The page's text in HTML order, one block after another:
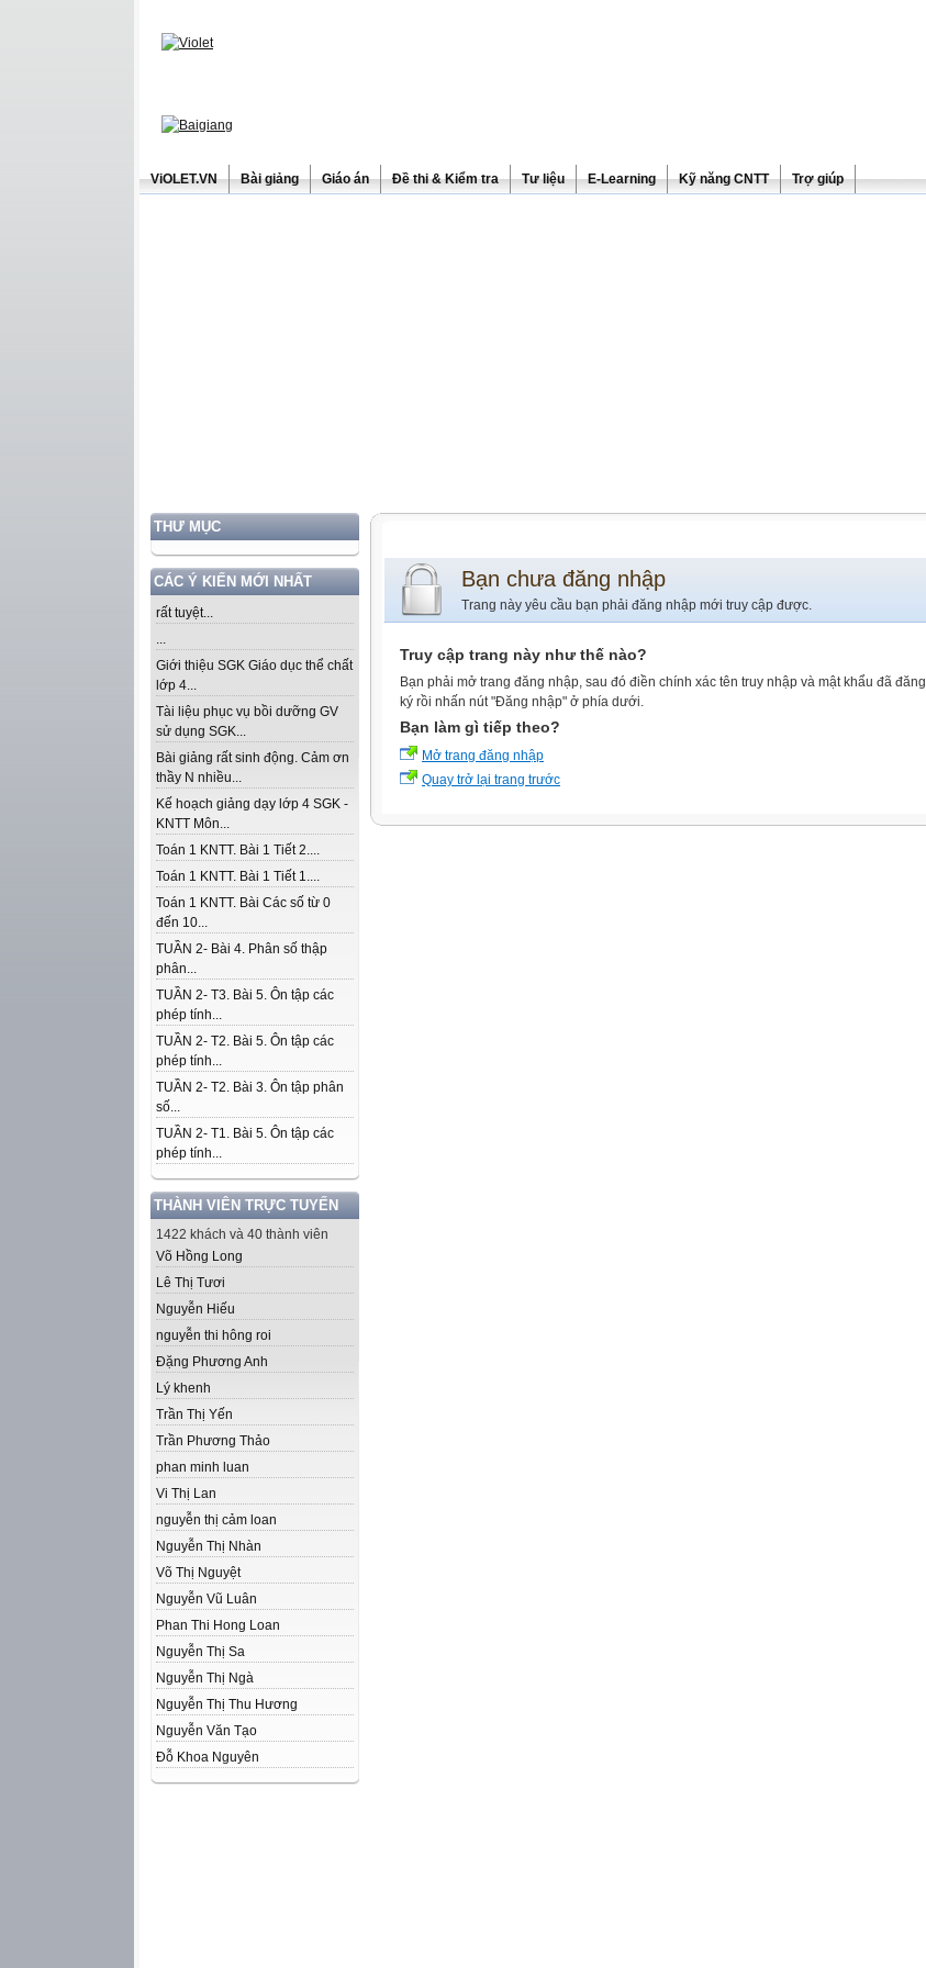
ViOLET.VN Bài giảng Giáo án Đề thi & Kiểm tra Tư liệu E-Learning Kỹ năng CNTT Trợ giúp
THƯ MỤC
CÁC Ý KIẾN MỚI NHẤT
rất tuyệt...
...
Giới thiệu SGK Giáo dục thể chất
lớp 4...
Tài liệu phục vụ bồi dưỡng GV
sử dụng SGK...
Bài giảng rất sinh động. Cảm ơn
thầy N nhiều...
Kế hoạch giảng dạy lớp 4 SGK -
KNTT Môn...
Toán 1 KNTT. Bài 1 Tiết 2....
Toán 1 KNTT. Bài 1 Tiết 1....
Toán 1 KNTT. Bài Các số từ 0
đến 10...
TUẦN 2- Bài 4. Phân số thập
phân...
TUẦN 2- T3. Bài 5. Ôn tập các
phép tính...
TUẦN 2- T2. Bài 5. Ôn tập các
phép tính...
TUẦN 2- T2. Bài 3. Ôn tập phân
số...
TUẦN 2- T1. Bài 5. Ôn tập các
phép tính...
THÀNH VIÊN TRỰC TUYẾN
1422 khách và 40 thành viên
Võ Hồng Long
Lê Thị Tươi
Nguyễn Hiếu
nguyễn thi hông roi
Đặng Phương Anh
Lý khenh
Trần Thị Yến
Trần Phương Thảo
phan minh luan
Vi Thị Lan
nguyễn thị cảm loan
Nguyễn Thị Nhàn
Võ Thị Nguyệt
Nguyễn Vũ Luân
Phan Thi Hong Loan
Nguyễn Thị Sa
Nguyễn Thị Ngà
Nguyễn Thị Thu Hương
Nguyễn Văn Tạo
Đỗ Khoa Nguyên
Bạn chưa đăng nhập
Trang này yêu cầu bạn phải đăng nhập mới truy cập được.
Truy cập trang này như thế nào?
Bạn phải mở trang đăng nhập, sau đó điền chính xác tên truy nhập và mật khẩu đã đăng
ký rồi nhấn nút "Đăng nhập" ở phía dưới.
Bạn làm gì tiếp theo?
Mở trang đăng nhập
Quay trở lại trang trước